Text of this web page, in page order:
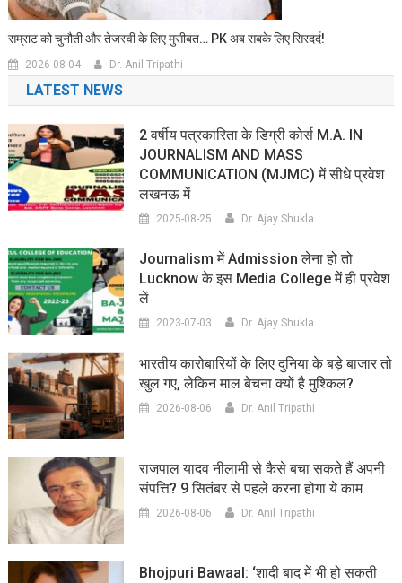
सम्राट को चुनौती और तेजस्वी के लिए मुसीबत… PK अब सबके लिए सिरदर्द!
2026-08-04 Dr. Anil Tripathi
LATEST NEWS
2 वर्षीय पत्रकारिता के डिग्री कोर्स M.A. IN
JOURNALISM AND MASS
COMMUNICATION (MJMC) में सीधे प्रवेश
लखनऊ में
2025-08-25 Dr. Ajay Shukla
Journalism में Admission लेना हो तो
Lucknow के इस Media College में ही प्रवेश
लें
2023-07-03 Dr. Ajay Shukla
भारतीय कारोबारियों के लिए दुनिया के बड़े बाजार तो
खुल गए, लेकिन माल बेचना क्यों है मुश्किल?
2026-08-06 Dr. Anil Tripathi
राजपाल यादव नीलामी से कैसे बचा सकते हैं अपनी
संपत्ति? 9 सितंबर से पहले करना होगा ये काम
2026-08-06 Dr. Anil Tripathi
Bhojpuri Bawaal: ‘शादी बाद में भी हो सकती